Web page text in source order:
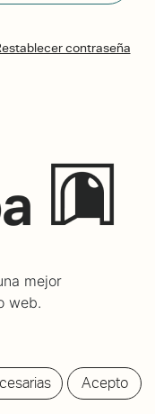
contraseña
mejor
web.
Acepto